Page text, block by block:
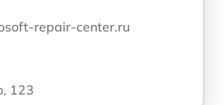
repair-center.ru
123